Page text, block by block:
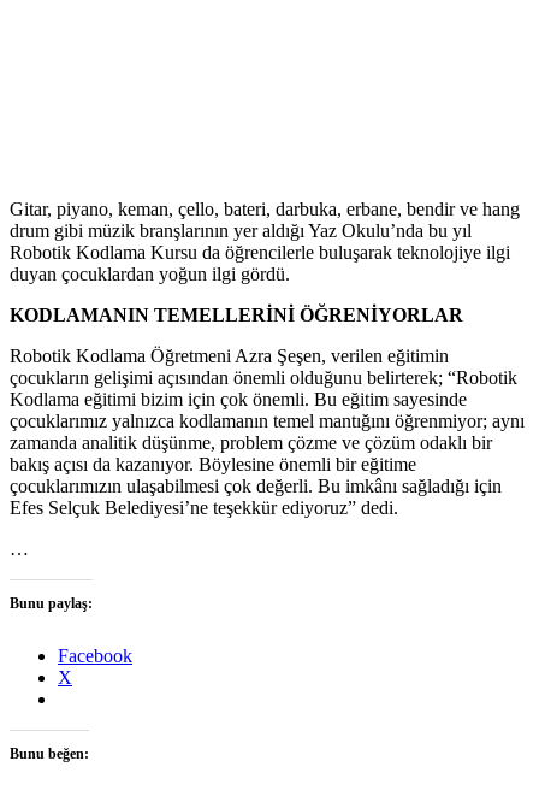
Gitar, piyano, keman, çello, bateri, darbuka, erbane, bendir ve hang
drum gibi müzik branşlarının yer aldığı Yaz Okulu’nda bu yıl
Robotik Kodlama Kursu da öğrencilerle buluşarak teknolojiye ilgi
duyan çocuklardan yoğun ilgi gördü.
KODLAMANIN TEMELLERİNİ ÖĞRENİYORLAR
Robotik Kodlama Öğretmeni Azra Şeşen, verilen eğitimin
çocukların gelişimi açısından önemli olduğunu belirterek; “Robotik
Kodlama eğitimi bizim için çok önemli. Bu eğitim sayesinde
çocuklarımız yalnızca kodlamanın temel mantığını öğrenmiyor; aynı
zamanda analitik düşünme, problem çözme ve çözüm odaklı bir
bakış açısı da kazanıyor. Böylesine önemli bir eğitime
çocuklarımızın ulaşabilmesi çok değerli. Bu imkânı sağladığı için
Efes Selçuk Belediyesi’ne teşekkür ediyoruz” dedi.
…
Bunu paylaş:
Facebook
X
Bunu beğen: